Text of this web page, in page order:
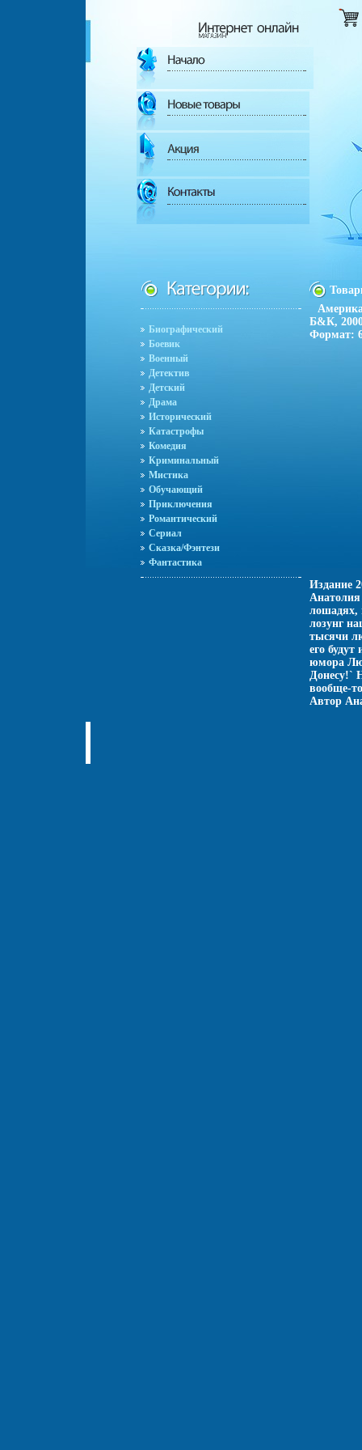
Биографический
Боевик
Военный
Детектив
Детский
Драма
Исторический
Катастрофы
Комедия
Криминальный
Мистика
Обучающий
Приключения
Романтический
Сериал
Сказка/Фэнтези
Фантастика
Б&К,
Формат:
Издание
Анатолия
лошадях,
лозунг
тысячи
его
юмора
Донесу!`
вообще-
Автор